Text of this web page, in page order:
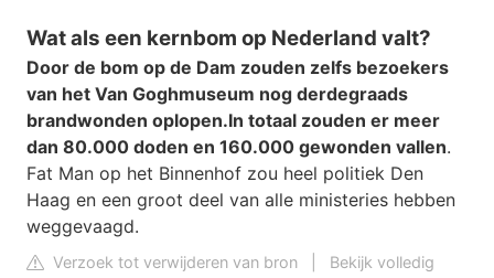
Wat als een kernbom op Nederland valt?
Door de bom op de Dam zouden zelfs bezoekers
van het Van Goghmuseum nog derdegraads
brandwonden oplopen.In totaal zouden er meer
dan 80.000 doden en 160.000 gewonden vallen.
Fat Man op het Binnenhof zou heel politiek Den
Haag en een groot deel van alle ministeries hebben
weggevaagd.
Verzoek tot verwijderen van bron
Bekijk volledig